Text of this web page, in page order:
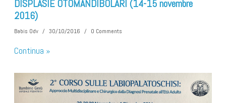
DISPLASIE OTOMANDIBOLARI (14-15 novembre
2016)
Babis Odv / 30/10/2016 / 0 Comments
Continua »